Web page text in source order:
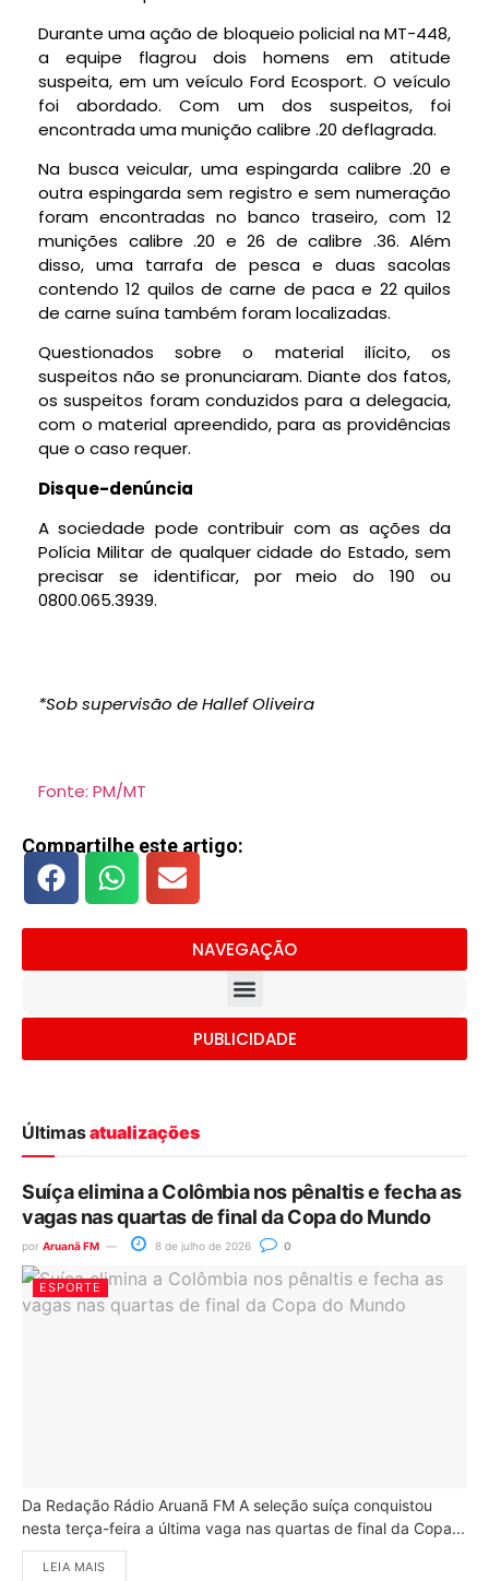
Durante uma ação de bloqueio policial na MT-448,
a equipe flagrou dois homens em atitude
suspeita, em um veículo Ford Ecosport. O veículo
foi abordado. Com um dos suspeitos, foi
encontrada uma munição calibre .20 deflagrada.
Na busca veicular, uma espingarda calibre .20 e
outra espingarda sem registro e sem numeração
foram encontradas no banco traseiro, com 12
munições calibre .20 e 26 de calibre .36. Além
disso, uma tarrafa de pesca e duas sacolas
contendo 12 quilos de carne de paca e 22 quilos
de carne suína também foram localizadas.
Questionados sobre o material ilícito, os
suspeitos não se pronunciaram. Diante dos fatos,
os suspeitos foram conduzidos para a delegacia,
com o material apreendido, para as providências
que o caso requer.
Disque-denúncia
A sociedade pode contribuir com as ações da
Polícia Militar de qualquer cidade do Estado, sem
precisar se identificar, por meio do 190 ou
0800.065.3939.
*Sob supervisão de Hallef Oliveira
Fonte: PM/MT
Compartilhe este artigo:
NAVEGAÇÃO
PUBLICIDADE
Últimasatualizações
Suíça elimina a Colômbia nos pênaltis e fecha as
vagas nas quartas de final da Copa do Mundo
por Aruanã FM 8 de julho de 2026 0
ESPORTE
Da Redação Rádio Aruanã FM A seleção suíça conquistou
nesta terça-feira a última vaga nas quartas de final da Copa...
LEIA MAIS